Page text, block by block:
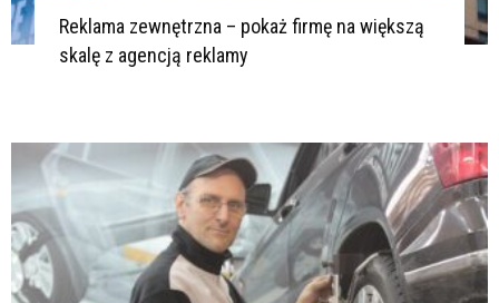
Reklama zewnętrzna – pokaż firmę na większą
skalę z agencją reklamy